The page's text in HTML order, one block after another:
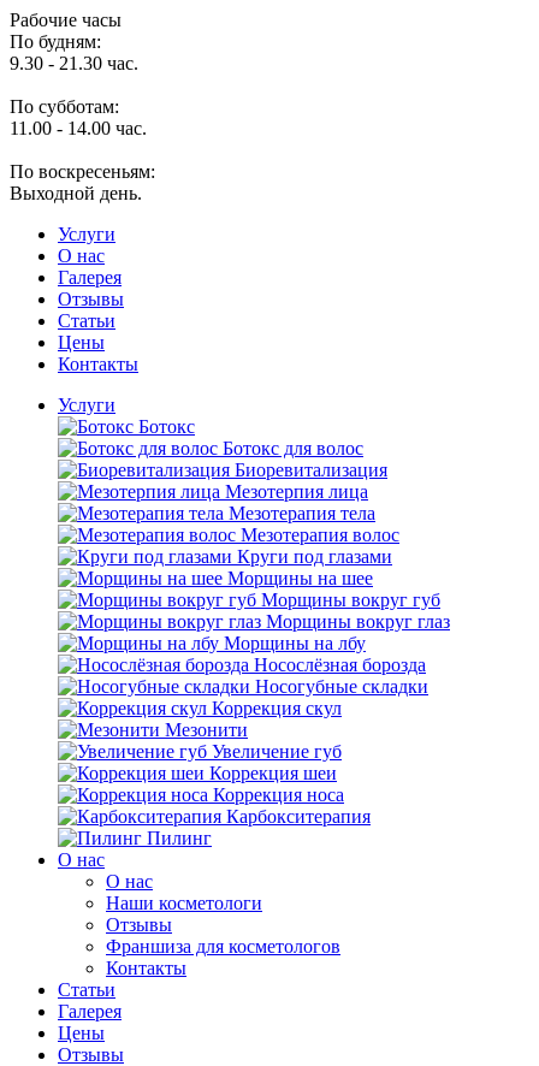
Рабочие часы
По будням:
9.30 - 21.30 час.
По субботам:
11.00 - 14.00 час.
По воскресеньям:
Выходной день.
Услуги
O нас
Галерея
Отзывы
Статьи
Цены
Контакты
Услуги
Ботокс
Ботокс для волос
Биоревитализация
Мезотерпия лица
Мезотерапия тела
Мезотерапия волос
Круги под глазами
Морщины на шее
Морщины вокруг губ
Морщины вокруг глаз
Морщины на лбу
Носослёзная борозда
Носогубные складки
Коррекция скул
Мезонити
Увеличение губ
Коррекция шеи
Коррекция носа
Карбокситерапия
Пилинг
O нас
O нас
Наши косметологи
Отзывы
Франшиза для косметологов
Контакты
Статьи
Галерея
Цены
Отзывы